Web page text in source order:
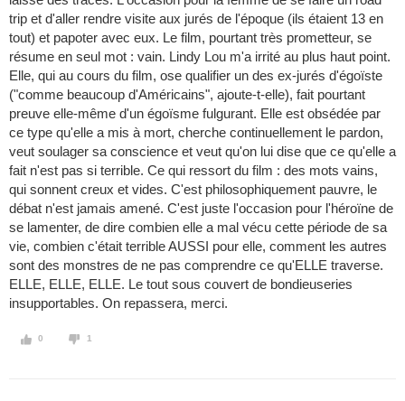
trip et d'aller rendre visite aux jurés de l'époque (ils étaient 13 en
tout) et papoter avec eux. Le film, pourtant très prometteur, se
résume en seul mot : vain. Lindy Lou m'a irrité au plus haut point.
Elle, qui au cours du film, ose qualifier un des ex-jurés d'égoïste
("comme beaucoup d'Américains", ajoute-t-elle), fait pourtant
preuve elle-même d'un égoïsme fulgurant. Elle est obsédée par
ce type qu'elle a mis à mort, cherche continuellement le pardon,
veut soulager sa conscience et veut qu'on lui dise que ce qu'elle a
fait n'est pas si terrible. Ce qui ressort du film : des mots vains,
qui sonnent creux et vides. C'est philosophiquement pauvre, le
débat n'est jamais amené. C'est juste l'occasion pour l'héroïne de
se lamenter, de dire combien elle a mal vécu cette période de sa
vie, combien c'était terrible AUSSI pour elle, comment les autres
sont des monstres de ne pas comprendre ce qu'ELLE traverse.
ELLE, ELLE, ELLE. Le tout sous couvert de bondieuseries
insupportables. On repassera, merci.
0 1